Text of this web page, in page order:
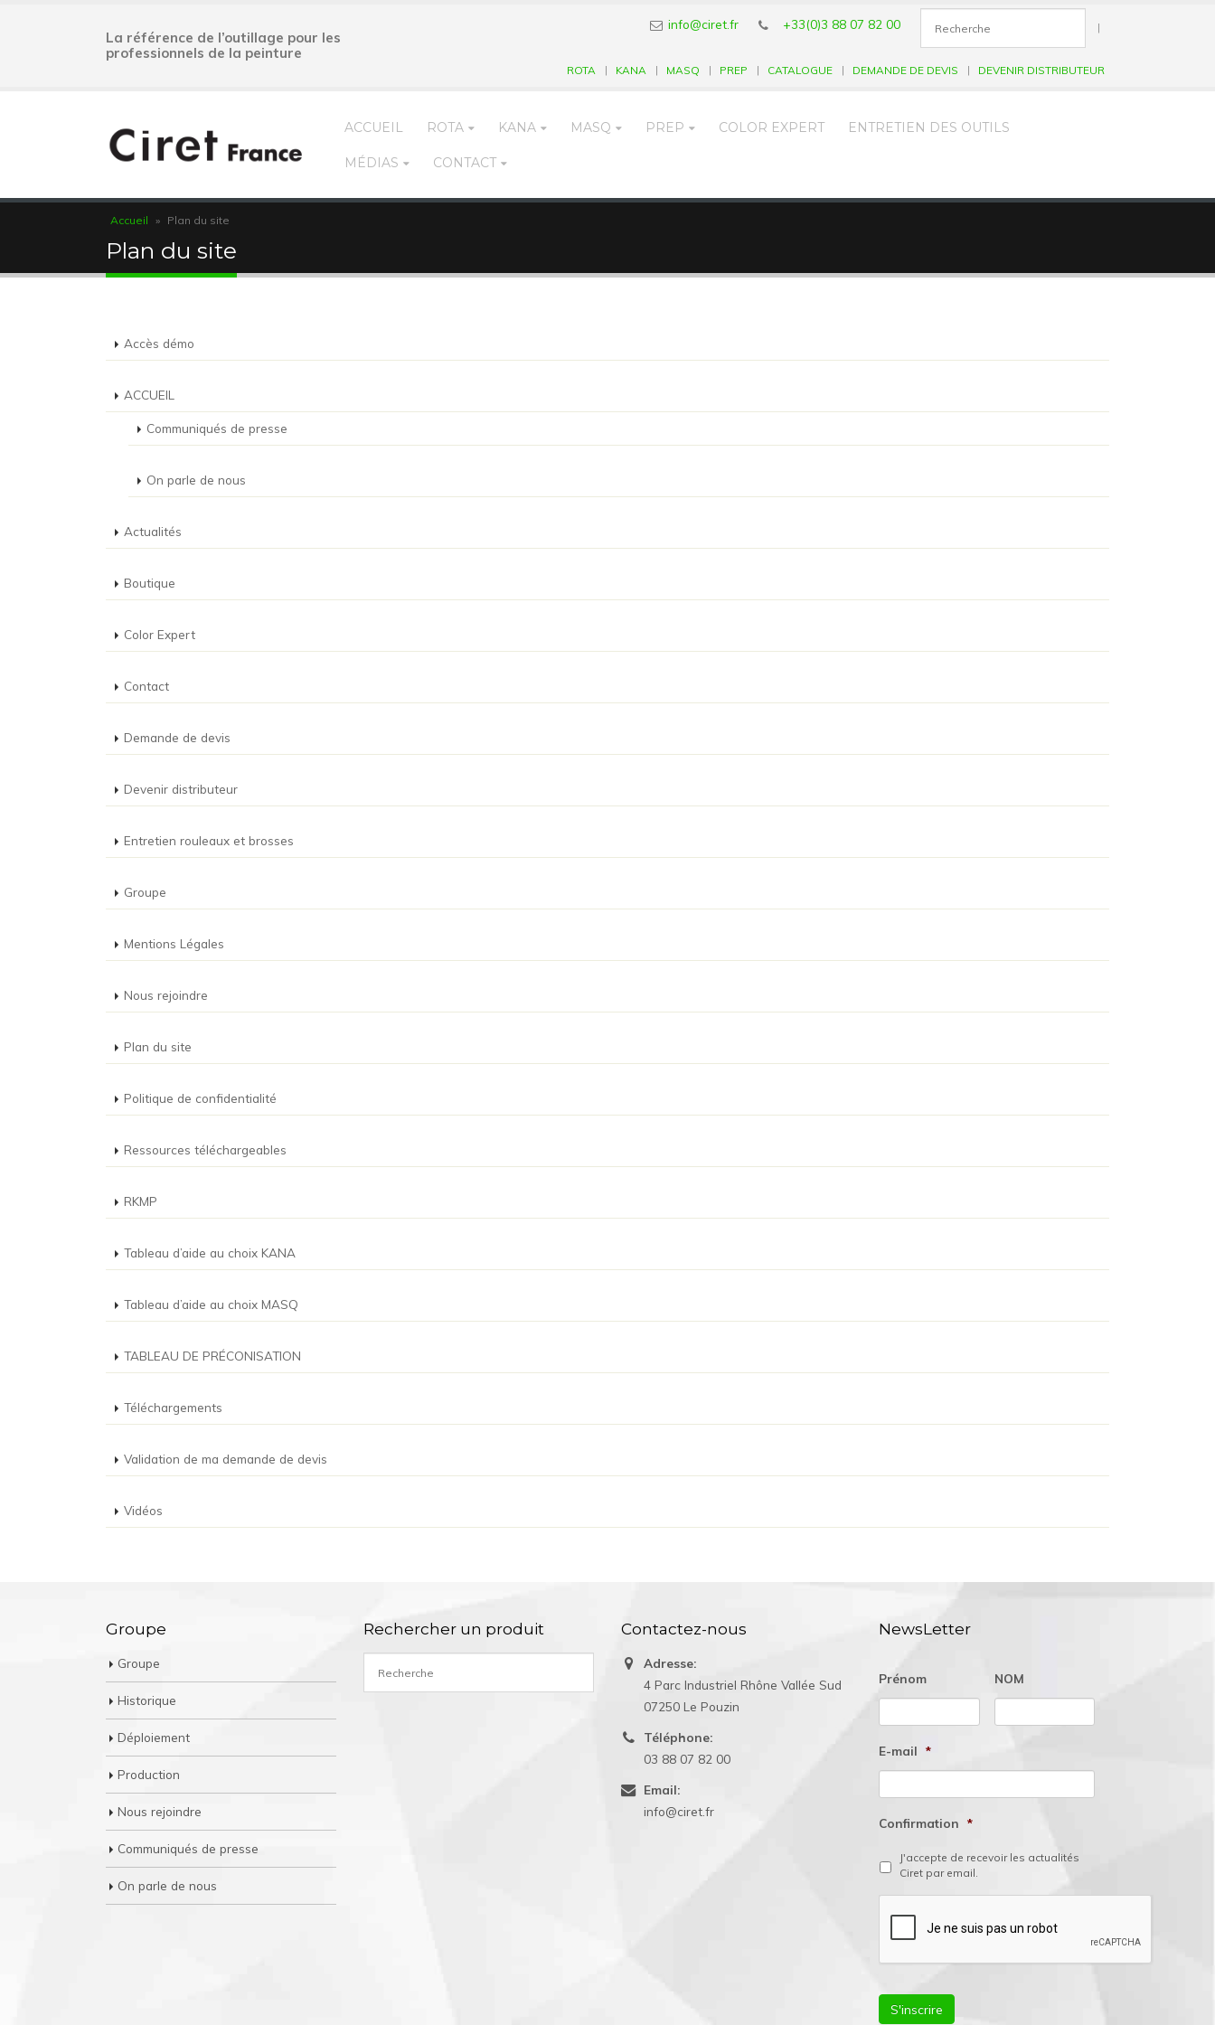
La référence de l’outillage pour les
professionnels de la peinture
info@ciret.fr +33(0)3 88 07 82 00 |
ROTA KANA MASQ PREP CATALOGUE DEMANDE DE DEVIS DEVENIR DISTRIBUTEUR
ACCUEIL ROTA KANA MASQ PREP COLOR EXPERT ENTRETIEN DES OUTILS
MÉDIAS CONTACT
Accueil » Plan du site
Plan du site
Accès démo
ACCUEIL
Communiqués de presse
On parle de nous
Actualités
Boutique
Color Expert
Contact
Demande de devis
Devenir distributeur
Entretien rouleaux et brosses
Groupe
Mentions Légales
Nous rejoindre
Plan du site
Politique de confidentialité
Ressources téléchargeables
RKMP
Tableau d’aide au choix KANA
Tableau d’aide au choix MASQ
TABLEAU DE PRÉCONISATION
Téléchargements
Validation de ma demande de devis
Vidéos
Groupe
Groupe
Historique
Déploiement
Production
Nous rejoindre
Communiqués de presse
On parle de nous
Rechercher un produit Contactez-nous
Adresse:
4 Parc Industriel Rhône Vallée Sud
07250 Le Pouzin
Téléphone:
03 88 07 82 00
Email:
info@ciret.fr
NewsLetter
Prénom NOM
E-mail *
Confirmation *
J'accepte de recevoir les actualités
Ciret par email.